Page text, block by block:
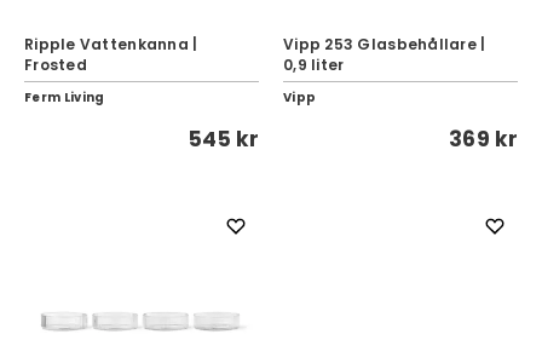
Ripple Vattenkanna |
Frosted
Ferm Living
545 kr
Vipp 253 Glasbehållare |
0,9 liter
Vipp
369 kr